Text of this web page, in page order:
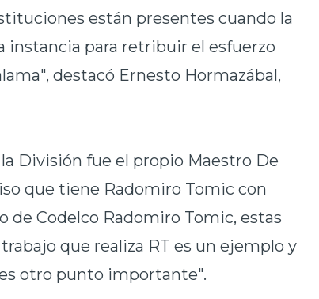
están presentes cuando la
instancia para retribuir el esfuerzo
destacó Ernesto Hormazábal,
División fue el propio Maestro De
que tiene Radomiro Tomic con
de Codelco Radomiro Tomic, estas
que realiza RT es un ejemplo y
otro punto importante".